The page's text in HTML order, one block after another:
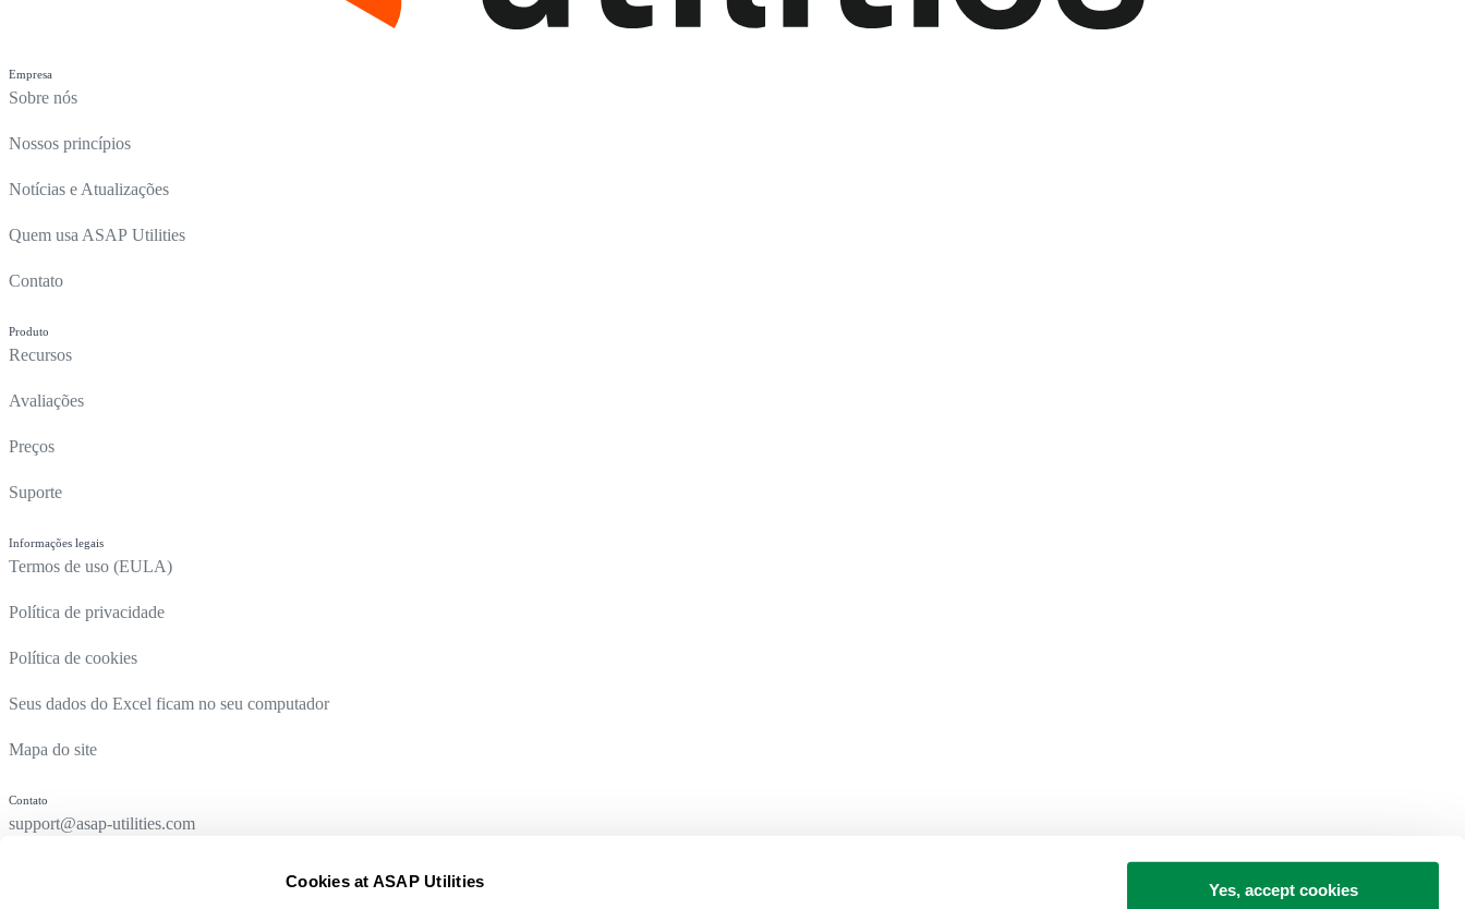
Cookies at ASAP Utilities
Yes, accept cookies
Empresa
Sobre nós
Nossos princípios
Notícias e Atualizações
Quem usa ASAP Utilities
Contato
Produto
Recursos
Avaliações
Preços
Suporte
Informações legais
Termos de uso (EULA)
Política de privacidade
Política de cookies
Seus dados do Excel ficam no seu computador
Mapa do site
Contato
support@asap-utilities.com